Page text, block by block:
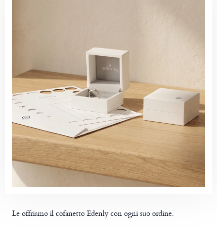
Le offriamo il cofanetto Edenly con ogni suo ordine.